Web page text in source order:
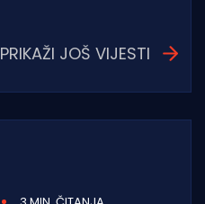
PRIKAŽI JOŠ VIJESTI